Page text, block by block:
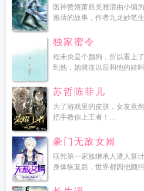
医神赘婿萧辰吴雅清由小编
雅清的故事，作者九龙妙笔
独家蜜令
程未央是个颜狗，所以看上
到他，她就连以后和他的娃
苏哲陈菲儿
为了游戏里的皮肤，女友竟
把手教你上王者！...
豪门无敌女婿
联邦第一家族继承人遭人算
身体恢复后，世界都因他颤